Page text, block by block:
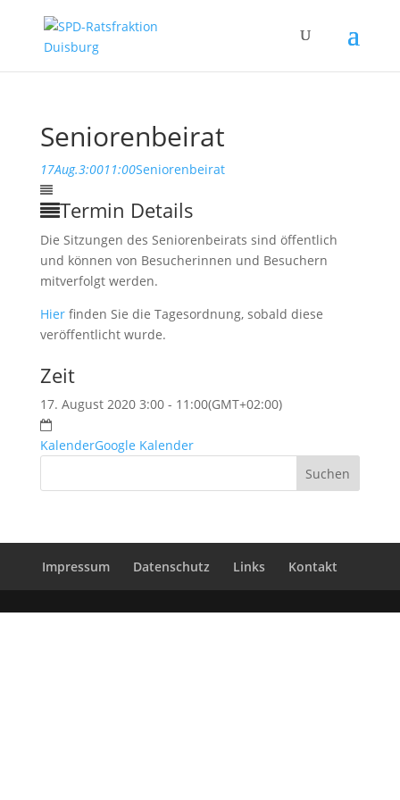
Seniorenbeirat
17Aug.3:0011:00Seniorenbeirat
Termin Details
Die Sitzungen des Seniorenbeirats sind öffentlich
und können von Besucherinnen und Besuchern
mitverfolgt werden.
Hierfinden Sie die Tagesordnung, sobald diese
veröffentlicht wurde.
Zeit
17. August 2020 3:00 - 11:00(GMT+02:00)
KalenderGoogle Kalender
Impressum Datenschutz Links Kontakt